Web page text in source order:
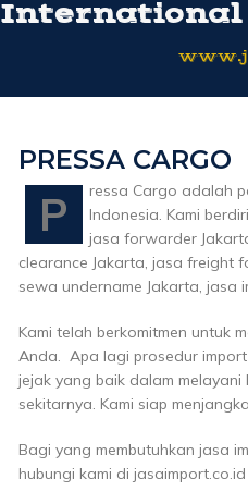
International
PRESSA CARGO
P
ressa Cargo adalah
Indonesia. Kami
jasa forwarder
clearance Jakarta, jasa freight
sewa undername Jakarta, jasa
Kami telah berkomitmen untuk
Anda. Apa lagi prosedur
jejak yang baik dalam
sekitarnya. Kami siap
Bagi yang membutuhkan jasa
hubungi kami di